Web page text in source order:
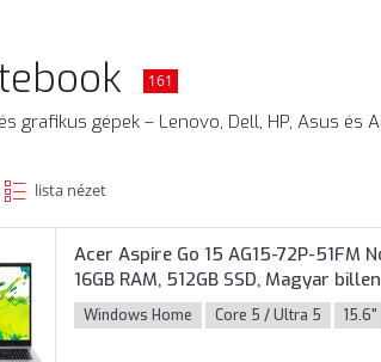
161
gépek – Lenovo, Dell, HP, Asus és
lista nézet
Acer Aspire Go 15 AG15-72P-51FM
16GB RAM, 512GB SSD, Magyar
Windows Home Core 5 / Ultra 5 15.6"